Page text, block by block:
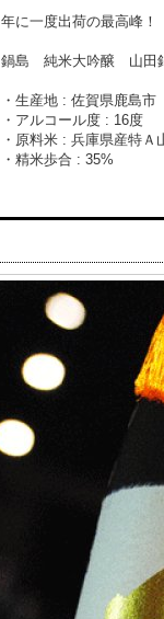
年に一度出荷の最高峰！
鍋島 純米大吟醸 山田
・生産地 : 佐賀県鹿島
・アルコール度 : 16度
・原料米 : 兵庫県産特Ａ
・精米歩合 : 35%